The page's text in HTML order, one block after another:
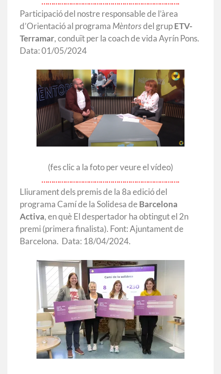
Participació del nostre responsable de l’àrea
d’Orientació al programa Mèntorsdel grup ETV-
Terramar, conduït per la coach de vida Ayrín Pons.
Data: 01/05/2024
(fes clic a la foto per veure el vídeo)
…………………………………………………………….
Lliurament dels premis de la 8a edició del
programa Camí de la Solidesa de Barcelona
Activa, en què El despertador ha obtingut el 2n
premi (primera finalista). Font: Ajuntament de
Barcelona. Data: 18/04/2024.